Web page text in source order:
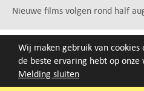
Melding sluiten
Wij maken gebruik van
de beste ervaring hebt op onze
Nieuwe films volgen rond half
ARCHIEF
Druk op de beginletter van de
of jaar van eerste vertoning.